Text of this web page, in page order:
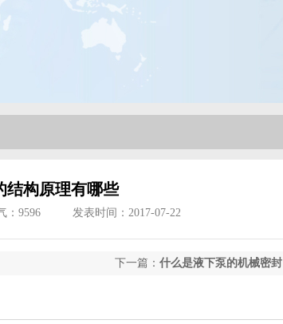
结构原理有哪些
： 9596 发表时间：2017-07-22
下一篇： 什么是液下泵的机械密封